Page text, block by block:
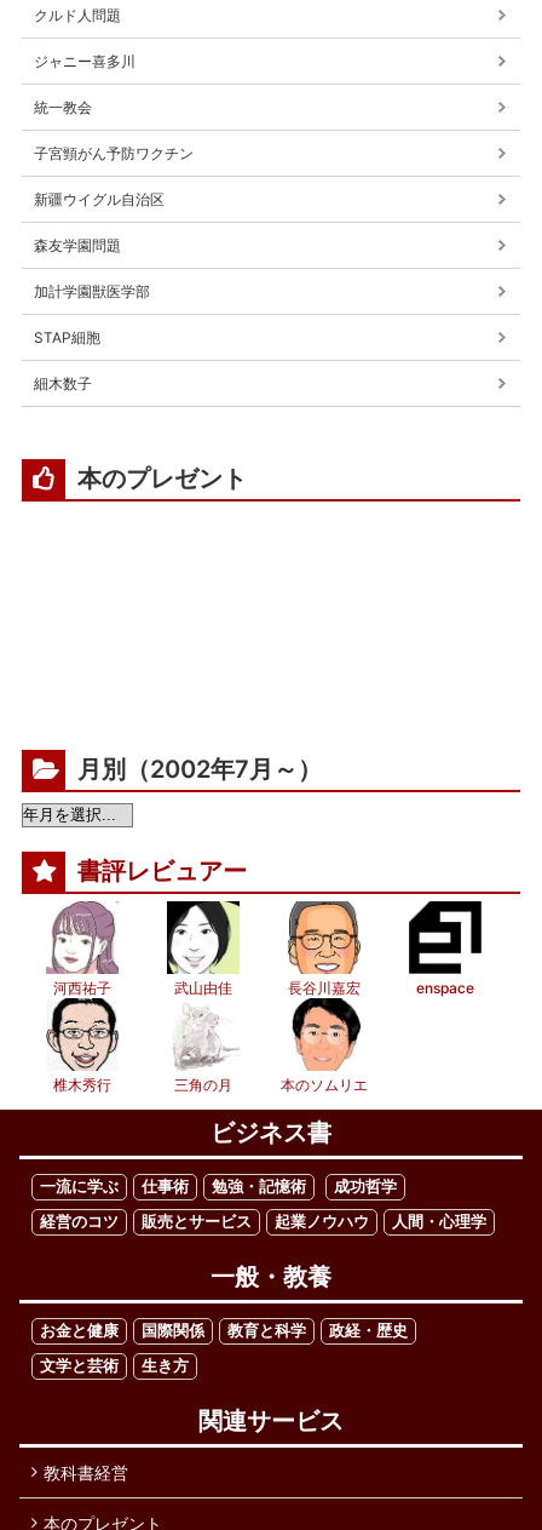
クルド人問題
ジャニー喜多川
統一教会
子宮頸がん予防ワクチン
新疆ウイグル自治区
森友学園問題
加計学園獣医学部
STAP細胞
細木数子
本のプレゼント
月別（2002年7月～）
書評レビュアー
河西祐子 武山由佳 長谷川嘉宏 enspace
椎木秀行 三角の月 本のソムリエ
ビジネス書
一流に学ぶ 仕事術 勉強・記憶術
成功哲学
経営のコツ
販売とサービス 起業ノウハウ 人間・心理学
一般・教養
お金と健康 国際関係 教育と科学
政経・歴史
文学と芸術
生き方
関連サービス
教科書経営
本のプレゼント